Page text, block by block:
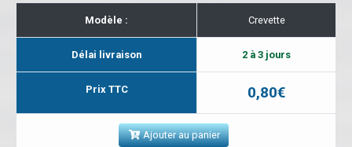
Modèle : Crevette
Délai livraison 2 à 3 jours
Prix TTC 0,80€
Ajouter au panier